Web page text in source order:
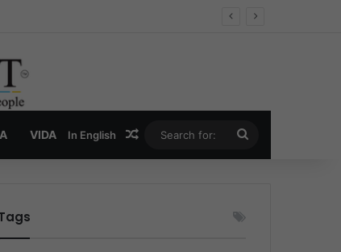
nueva economía de la droga
VIDA In English Random Article
for: